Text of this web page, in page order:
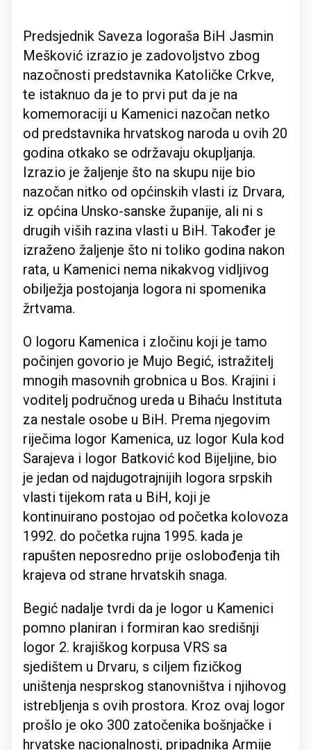
Predsjednik Saveza logoraša BiH Jasmin
Mešković izrazio je zadovoljstvo zbog
nazočnosti predstavnika Katoličke Crkve,
te istaknuo da je to prvi put da je na
komemoraciji u Kamenici nazočan netko
od predstavnika hrvatskog naroda u ovih 20
godina otkako se održavaju okupljanja.
Izrazio je žaljenje što na skupu nije bio
nazočan nitko od općinskih vlasti iz Drvara,
iz općina Unsko-sanske županije, ali ni s
drugih viših razina vlasti u BiH. Također je
izraženo žaljenje što ni toliko godina nakon
rata, u Kamenici nema nikakvog vidljivog
obilježja postojanja logora ni spomenika
žrtvama.
O logoru Kamenica i zločinu koji je tamo
počinjen govorio je Mujo Begić, istražitelj
mnogih masovnih grobnica u Bos. Krajini i
voditelj područnog ureda u Bihaću Instituta
za nestale osobe u BiH. Prema njegovim
riječima logor Kamenica, uz logor Kula kod
Sarajeva i logor Batković kod Bijeljine, bio
je jedan od najdugotrajnijih logora srpskih
vlasti tijekom rata u BiH, koji je
kontinuirano postojao od početka kolovoza
1992. do početka rujna 1995. kada je
rapušten neposredno prije oslobođenja tih
krajeva od strane hrvatskih snaga.
Begić nadalje tvrdi da je logor u Kamenici
pomno planiran i formiran kao središnji
logor 2. krajiškog korpusa VRS sa
sjedištem u Drvaru, s ciljem fizičkog
uništenja nesprskog stanovništva i njihovog
istrebljenja s ovih prostora. Kroz ovaj logor
prošlo je oko 300 zatočenika bošnjačke i
hrvatske nacionalnosti, pripadnika Armije